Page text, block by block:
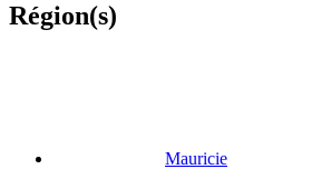
Région(s)
Mauricie